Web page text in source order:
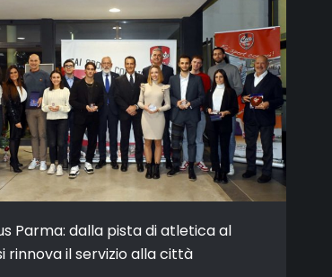
Parma: dalla pista di atletica al
rinnova il servizio alla città